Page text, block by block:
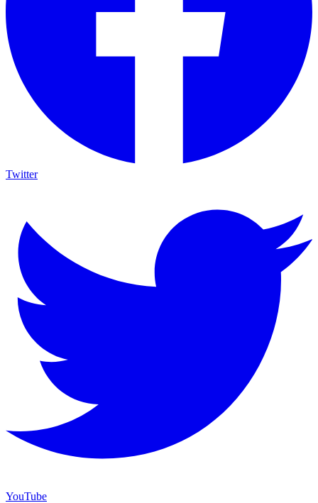
Twitter
YouTube